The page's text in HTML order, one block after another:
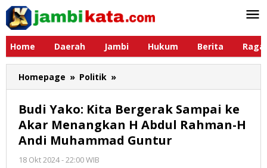
Lewati
konten
Home
Daerah Jambi Hukum Berita
Homepage » Politik »
Yako:
Bergerak
Sampai
ke
Budi Yako: Kita Bergerak Sampai ke
Akar Menangkan H Abdul Rahman-H
Andi Muhammad Guntur
18 Okt 2024 - 22:00 WIB